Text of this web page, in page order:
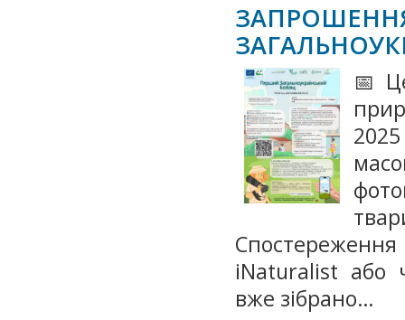
Спостереження
iNaturalist або
вже зібрано…